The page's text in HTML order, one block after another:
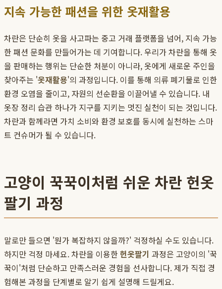
지속 가능한 패션을 위한 옷재활용
차란은 단순히 옷을 사고파는 중고 거래 플랫폼을 넘어, 지속 가능
한 패션 문화를 만들어가는 데 기여합니다. 우리가 차란을 통해 옷
을 판매하는 행위는 단순한 처분이 아니라, 옷에게 새로운 주인을
찾아주는 '옷재활용'의 과정입니다. 이를 통해 의류 폐기물로 인한
환경 오염을 줄이고, 자원의 선순환을 이끌어낼 수 있습니다. 내
옷장 정리 습관 하나가 지구를 지키는 멋진 실천이 되는 것입니다.
차란과 함께라면 가치 소비와 환경 보호를 동시에 실천하는 스마
트 컨슈머가 될 수 있습니다.
고양이 꾹꾹이처럼 쉬운 차란 헌옷
팔기 과정
말로만 들으면 '뭔가 복잡하지 않을까?' 걱정하실 수도 있습니다.
하지만 걱정 마세요. 차란을 이용한헌옷팔기 과정은 고양이의 '꾹
꾹이'처럼 단순하고 만족스러운 경험을 선사합니다. 제가 직접 경
험해본 과정을 단계별로 알기 쉽게 설명해 드릴게요.